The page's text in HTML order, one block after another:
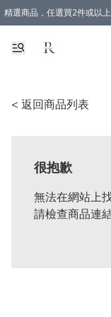
精選商品，任選買2件或以
< 返回商品列表
很抱歉
無法在網站上
請檢查商品連